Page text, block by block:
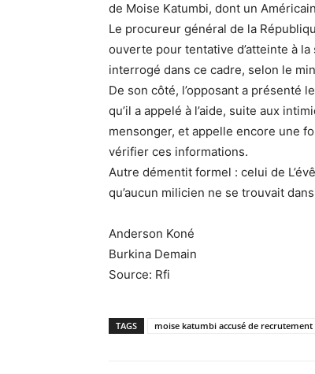
de Moise Katumbi, dont un
Le procureur général de la
ouverte pour tentative d’atteinte à la
interrogé dans ce cadre, selon le
De son côté, l’opposant a présenté
qu’il a appelé à l’aide, suite aux
mensonger, et appelle encore une
vérifier ces informations.
Autre démentit formel : celui de
qu’aucun milicien ne se trouvait
Anderson Koné
Burkina Demain
Source: Rfi
TAGS moise katumbi accusé de